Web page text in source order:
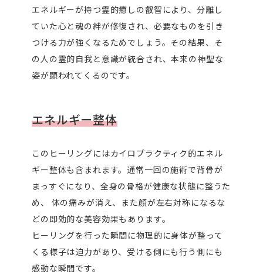
エネルギーが持つ霊的癒しの叡智により、分離し
ていた心と魂の絆が修復され、必要なものを引き
つける力が強くなるためでしょう。その結果、そ
の人の霊的自我と意識が統合され、本来の神聖な
姿が顕われてくるのです。
エネルギー整体
このヒーリングにはカイロプラクティク的エネル
ギー整体も含まれます。通常一回の施術で背骨が
まっすぐになり、全身の骨格が健康な状態に整うた
め、 体の痛みが消え、また顔が左右対称になるな
どの即効的な美容効果もあります。
ヒーリングを行った瞬間に物理的に身体が整って
くる様子は迫力があり、受ける側にも行う側にも
感動な瞬間です。